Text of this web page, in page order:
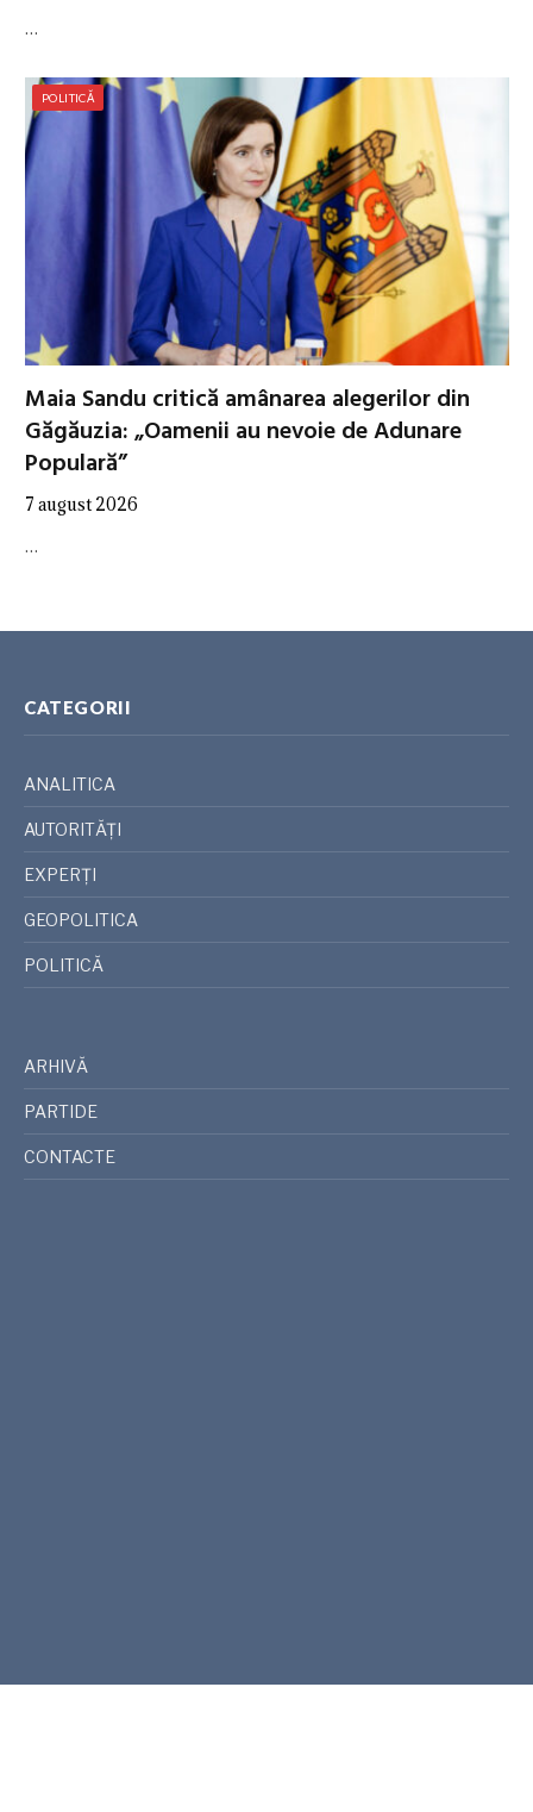
…
POLITICĂ
Maia Sandu critică amânarea alegerilor din
Găgăuzia: „Oamenii au nevoie de Adunare
Populară”
7 august 2026
…
CATEGORII
ANALITICA
AUTORITĂȚI
EXPERȚI
GEOPOLITICA
POLITICĂ
ARHIVĂ
PARTIDE
CONTACTE